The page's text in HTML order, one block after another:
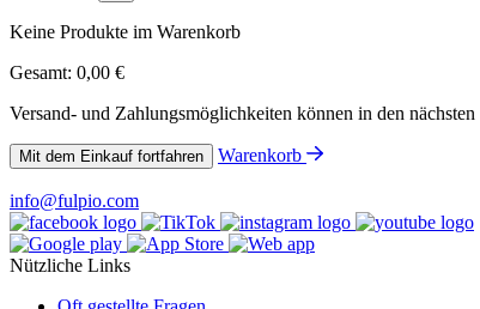
Keine Produkte im Warenkorb
Gesamt: 0,00 €
Versand- und Zahlungsmöglichkeiten können in den
Mit dem Einkauf fortfahren Warenkorb
info@fulpio.com
Nützliche Links